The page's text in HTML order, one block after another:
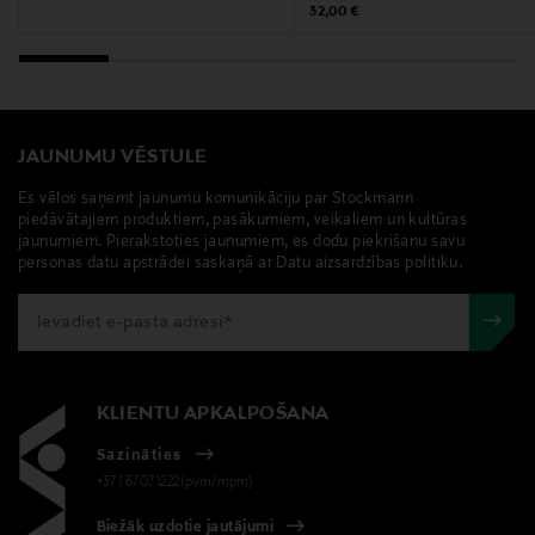
Groupe Clarins
Ražotāja adrese
5–7–9 rue du Commandant Pilot, 92200 Neuilly-sur-
Digitālā adrese
https://www.clarins.fi/Asiakaspalvelu-OtaYhteytta/
Original Price
32,00 €
JAUNUMU VĒSTULE
Es vēlos saņemt jaunumu komunikāciju par Stockmann
piedāvātajiem produktiem, pasākumiem, veikaliem un kultūras
jaunumiem. Pierakstoties jaunumiem, es dodu piekrišanu savu
personas datu apstrādei saskaņā ar Datu aizsardzības politiku.
KLIENTU APKALPOŠANA
Sazināties
+371 67071222(pvm/mpm)
Biežāk uzdotie jautājumi